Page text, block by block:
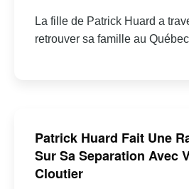
La fille de Patrick Huard a
retrouver sa famille au
Patrick Huard Fait Une
Sur Sa Separation Avec
Cloutier